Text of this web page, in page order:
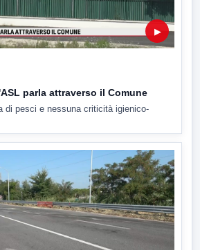
▶
parla attraverso il Comune
di pesci e nessuna criticità igienico-